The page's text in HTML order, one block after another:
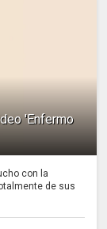
'Enfermo
con la
de sus